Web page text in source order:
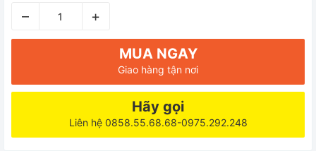
– +
MUA NGAY
Giao hàng tận nơi
Hãy gọi
Liên hệ 0858.55.68.68-0975.292.248